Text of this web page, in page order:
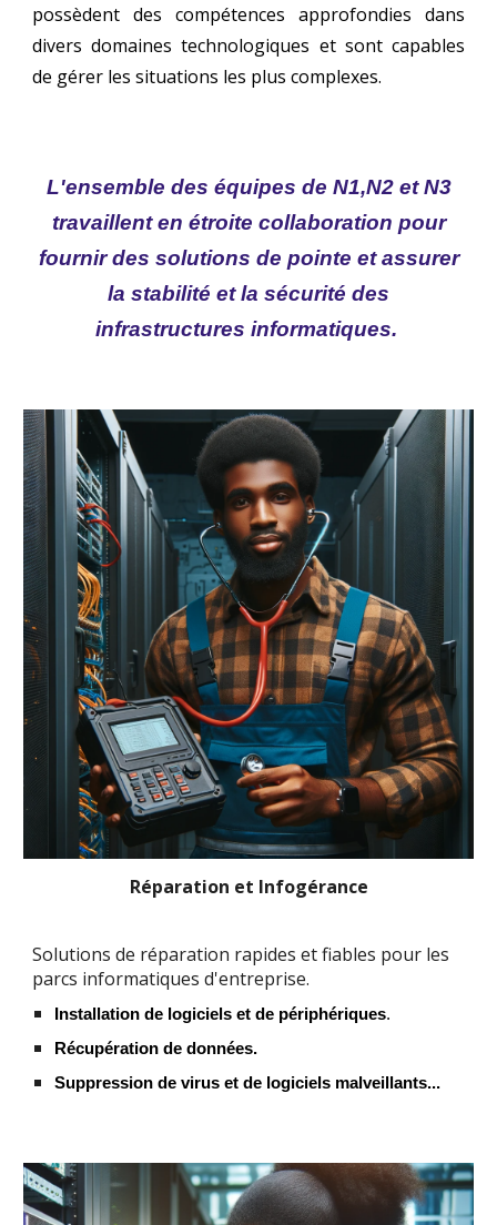
possèdent des compétences approfondies dans
divers domaines technologiques et sont capables
de gérer les situations les plus complexes.
L'ensemble des équipes de N1,N2 et N3
travaillent en étroite collaboration pour
fournir des solutions de pointe et assurer
la stabilité et la sécurité des
infrastructures informatiques.
Réparation et Infogérance
Solutions de réparation rapides et fiables pour les
parcs informatiques d'entreprise.
Installation de logiciels et de périphériques.
Récupération de données.
Suppression de virus et de logiciels malveillants...